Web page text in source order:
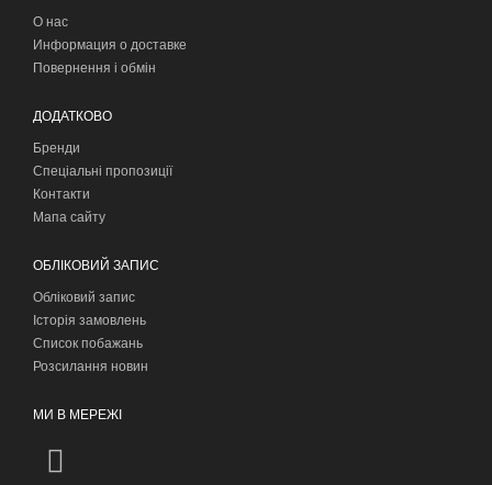
О нас
Информация о доставке
Повернення і обмін
ДОДАТКОВО
Бренди
Спеціальні пропозиції
Контакти
Мапа сайту
ОБЛІКОВИЙ ЗАПИС
Обліковий запис
Історія замовлень
Список побажань
Розсилання новин
МИ В МЕРЕЖІ